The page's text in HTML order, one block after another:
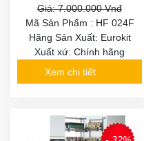
Giá: 7.000.000 Vnđ
Mã Sản Phẩm : HF 024F
Hãng Sản Xuất: Eurokit
Xuất xứ: Chính hãng
Xem chi tiết